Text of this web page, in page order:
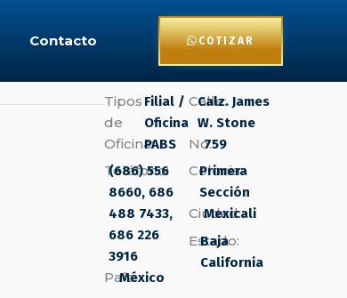
Contacto COTIZAR
Tipos
de
Oficina:
Filial /
Oficina
PABS
Teléfono:
(686) 556
8660, 686
488 7433,
686 226
3916
País:México
Calle:
Calz. James
W. Stone
No.:759
Colonia:
Primera
Sección
Ciudad:
Mexicali
Estado:
Baja
California